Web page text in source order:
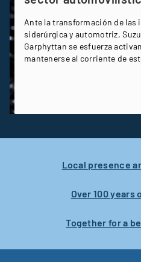
Ante la transformación de las
siderúrgica y automotriz,
Garphyttan se esfuerza
mantenerse al corriente de
Local presence
Over 100 years
Together for a